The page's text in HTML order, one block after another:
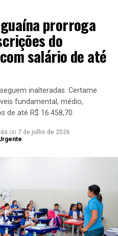
prorroga
do
salário de até
inalteradas. Certame
fundamental, médio,
de até R$ 16.458,70.
on 7 de julho de 2026